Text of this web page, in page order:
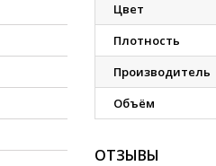
Цвет
Плотность
Производитель
Объём
ОТЗЫВЫ